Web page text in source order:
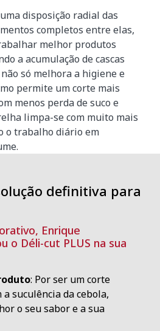
disposição radial das
completos entre elas,
melhor produtos
a acumulação de cascas
só melhora a higiene e
permite um corte mais
menos perda de suco e
limpa-se com muito mais
o trabalho diário em
definitiva para
Enrique
o Déli-cut PLUS na sua
: Por ser um corte
suculência da cebola,
o seu sabor e a sua